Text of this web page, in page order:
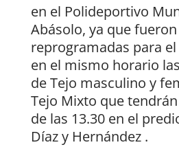
en el Polideportivo
Abásolo, ya que fueron
reprogramadas para
en el mismo horario
de Tejo masculino y
Tejo Mixto que
de las 13.30 en el
Díaz y Hernández .